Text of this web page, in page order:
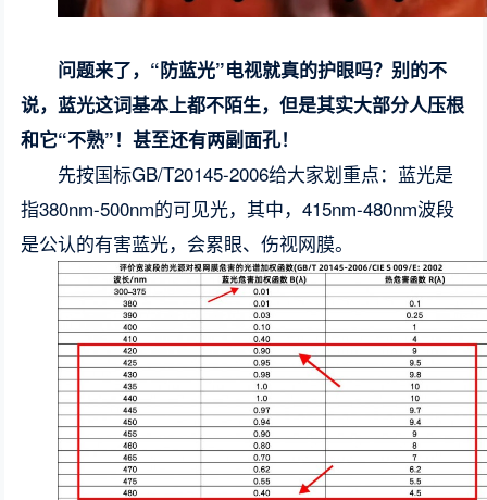
问题来了，“防蓝光”电视就真的护眼吗？别的不
说，蓝光这词基本上都不陌生，但是其实大部分人压根
和它“不熟”！甚至还有两副面孔！
先按国标GB/T20145-2006给大家划重点：蓝光是
指380nm-500nm的可见光，其中，415nm-480nm波段
是公认的有害蓝光，会累眼、伤视网膜。